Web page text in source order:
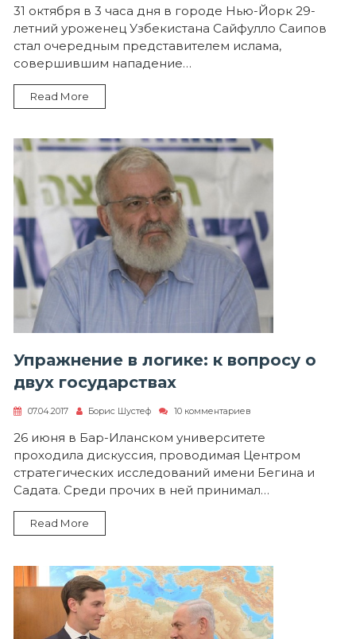
Горбатого
и
могила
не
исправит
31 октября в 3 часа дня в городе Нью-Йорк 29-
летний уроженец Узбекистана Сайфулло Саипов
стал очередным представителем ислама,
совершившим нападение…
Read More
Упражнение в логике: к вопросу о
двух государствах
07.04.2017 Борис Шустеф 10 комментариев
Упражнение
логике:
к
о
26 июня в Бар-Иланском университете
проходила дискуссия, проводимая Центром
стратегических исследований имени Бегина и
Садата. Среди прочих в ней принимал…
Read More